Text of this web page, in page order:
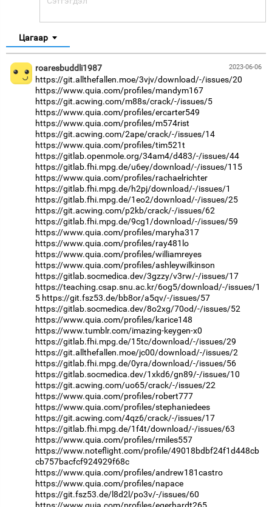
Цагаар
2023-06-06
roaresbuddli1987
https://git.allthefallen.moe/3vjv/download/-/issues/20
https://www.quia.com/profiles/mandym167
https://git.acwing.com/m88s/crack/-/issues/5
https://www.quia.com/profiles/ercarter549
https://www.quia.com/profiles/m574rist
https://git.acwing.com/2ape/crack/-/issues/14
https://www.quia.com/profiles/tim521t
https://gitlab.openmole.org/34am4/d483/-/issues/44
https://gitlab.fhi.mpg.de/u6ey/download/-/issues/115
https://www.quia.com/profiles/rachaelrichter
https://gitlab.fhi.mpg.de/h2pj/download/-/issues/1
https://gitlab.fhi.mpg.de/1eo2/download/-/issues/25
https://git.acwing.com/p2kb/crack/-/issues/62
https://gitlab.fhi.mpg.de/9cg1/download/-/issues/59
https://www.quia.com/profiles/maryha317
https://www.quia.com/profiles/ray481lo
https://www.quia.com/profiles/williamreyes
https://www.quia.com/profiles/ashleywilkinson
https://gitlab.socmedica.dev/3gzzy/v3rw/-/issues/17
https://teaching.csap.snu.ac.kr/6og5/download/-/issues/1
5 https://git.fsz53.de/bb8or/a5qv/-/issues/57
https://gitlab.socmedica.dev/8o2xg/70od/-/issues/52
https://www.quia.com/profiles/karice148
https://www.tumblr.com/imazing-keygen-x0
https://gitlab.fhi.mpg.de/15tc/download/-/issues/29
https://git.allthefallen.moe/jc00/download/-/issues/2
https://gitlab.fhi.mpg.de/0yra/download/-/issues/56
https://gitlab.socmedica.dev/1xkd6/gn89/-/issues/10
https://git.acwing.com/uo65/crack/-/issues/22
https://www.quia.com/profiles/robert777
https://www.quia.com/profiles/stephaniedees
https://git.acwing.com/4qz6/crack/-/issues/17
https://gitlab.fhi.mpg.de/1f4t/download/-/issues/63
https://www.quia.com/profiles/rmiles557
https://www.noteflight.com/profile/49018bdbf24f1d448cb
cb757bacfcf924929f68c
https://www.quia.com/profiles/andrew181castro
https://www.quia.com/profiles/napace
https://git.fsz53.de/l8d2l/po3v/-/issues/60
https://www.quia.com/profiles/egerhardt265